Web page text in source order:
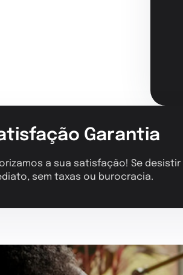
Garantia
a sua satisfação! Se
sem taxas ou burocracia.